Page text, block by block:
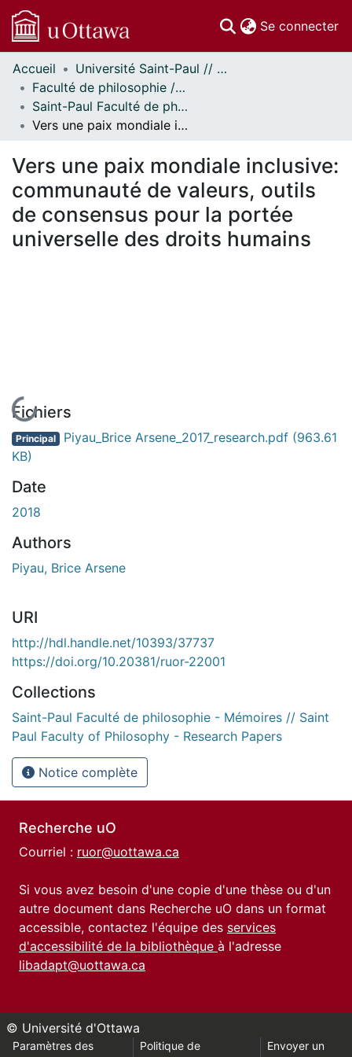
Se connecter
Communautés
et collections
Parcourir
Statistiques
À propos
Accueil
Université Saint-Paul // Saint Paul University
Faculté de philosophie // Faculty of Philosophy
Saint-Paul Faculté de philosophie - Mémoires // Saint Paul Faculty of Philosophy - Research Papers
Vers une paix mondiale inclusive: communauté de valeurs, outils de consensus pour la portée universelle des droits humains
Vers une paix mondiale inclusive:
communauté de valeurs, outils
de consensus pour la portée
universelle des droits humains
En cours de chargement...
Fichiers
Principal Piyau_Brice Arsene_2017_research.pdf (963.61
KB)
Date
2018
Authors
Piyau, Brice Arsene
URI
http://hdl.handle.net/10393/37737
https://doi.org/10.20381/ruor-22001
Collections
Saint-Paul Faculté de philosophie - Mémoires // Saint
Paul Faculty of Philosophy - Research Papers
Notice complète
Recherche uO
Courriel : ruor@uottawa.ca
Si vous avez besoin d'une copie d'une thèse ou d'un
autre document dans Recherche uO dans un format
accessible, contactez l'équipe des services
d'accessibilité de la bibliothèque à l'adresse
libadapt@uottawa.ca
© Université d'Ottawa
Paramètres des
Politique de
Envoyer un